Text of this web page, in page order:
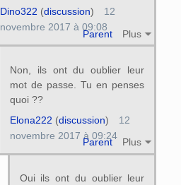
Parent Plus
Dino322 (discussion)
12
novembre 2017 à 09:08
Non, ils ont du oublier leur
mot de passe. Tu en penses
quoi ??
Parent Plus
Elona222 (discussion)
12
novembre 2017 à 09:24
Oui ils ont du oublier leur